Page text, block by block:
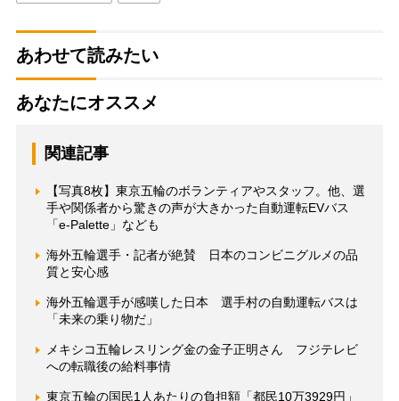
あわせて読みたい
あなたにオススメ
関連記事
【写真8枚】東京五輪のボランティアやスタッフ。他、選
手や関係者から驚きの声が大きかった自動運転EVバス
「e-Palette」なども
海外五輪選手・記者が絶賛 日本のコンビニグルメの品
質と安心感
海外五輪選手が感嘆した日本 選手村の自動運転バスは
「未来の乗り物だ」
メキシコ五輪レスリング金の金子正明さん フジテレビ
への転職後の給料事情
東京五輪の国民1人あたりの負担額「都民10万3929円」